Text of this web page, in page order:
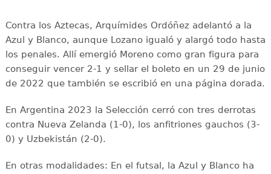
Contra los Aztecas, Arquímides Ordóñez adelantó a la
Azul y Blanco, aunque Lozano igualó y alargó todo hasta
los penales. Allí emergió Moreno como gran figura para
conseguir vencer 2-1 y sellar el boleto en un 29 de junio
de 2022 que también se escribió en una página dorada.
En Argentina 2023 la Selección cerró con tres derrotas
contra Nueva Zelanda (1-0), los anfitriones gauchos (3-
0) y Uzbekistán (2-0).
En otras modalidades: En el futsal, la Azul y Blanco ha